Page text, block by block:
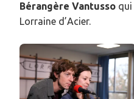
Bérangère Vantusso qui
Lorraine d’Acier.